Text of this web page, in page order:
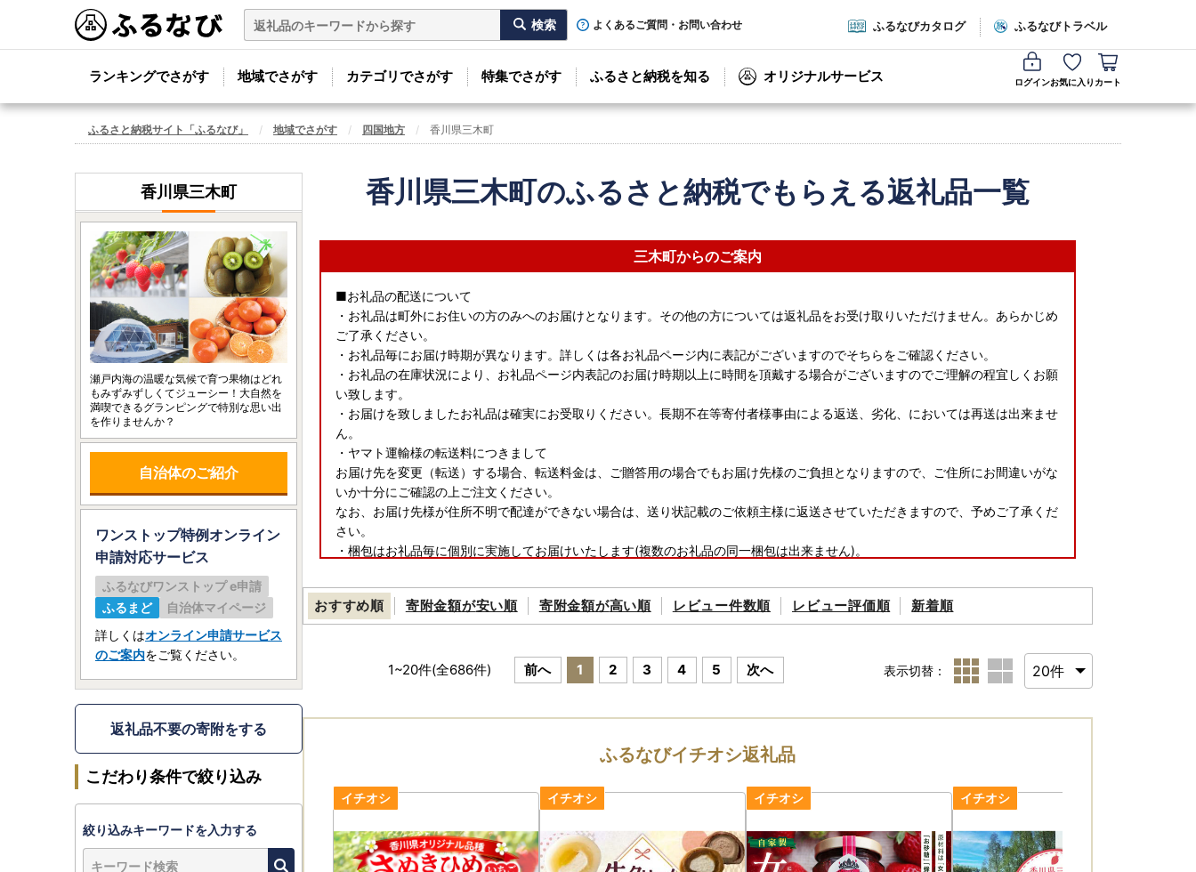
よくあるご質問・お問い合わせ ふるなびカタログ ふるなびトラベル
ランキングでさがす 地域でさがす カテゴリでさがす 特集でさがす ふるさと納税を知る オリジナルサービス ログインお気に入り カート
ふるさと納税サイト「ふるなび」 地域でさがす 四国地方 香川県三木町
香川県三木町のふるさと納税でもらえる返礼品一覧
三木町からのご案内
■お礼品の配送について
・お礼品は町外にお住いの方のみへのお届けとなります。その他の方については返礼品をお受け取りいただけません。あらかじめ
ご了承ください。
・お礼品毎にお届け時期が異なります。詳しくは各お礼品ページ内に表記がございますのでそちらをご確認ください。
・お礼品の在庫状況により、お礼品ページ内表記のお届け時期以上に時間を頂戴する場合がございますのでご理解の程宜しくお願
い致します。
・お届けを致しましたお礼品は確実にお受取りください。長期不在等寄付者様事由による返送、劣化、においては再送は出来ませ
ん。
・ヤマト運輸様の転送料につきまして
お届け先を変更（転送）する場合、転送料金は、ご贈答用の場合でもお届け先様のご負担となりますので、ご住所にお間違いがな
いか十分にご確認の上ご注文ください。
なお、お届け先様が住所不明で配達ができない場合は、送り状記載のご依頼主様に返送させていただきますので、予めご了承くだ
さい。
・梱包はお礼品毎に個別に実施してお届けいたします(複数のお礼品の同一梱包は出来ません)。
■ワンストップ特例申請書
ご入金確認後、注文内容確認画面の【注文者情報】に記載の住所へ申込完了日から30日程度で発送いたします。
※確定申告をされる方は特例申請の必要はありません。
宛先：三木町ふるさと納税ワンストップ受付センター 行
※三木町では、ワンストップ特例申請受付を外部委託しています。
三木町ふるさと納税サポート室
電話番号 050-5527-2032
おすすめ順 寄附金額が安い順 寄附金額が高い順 レビュー件数順 レビュー評価順 新着順
1~20件(全686件) 前へ 1 2 3 4 5 次へ 表示切替：
ふるなびイチオシ返礼品
香川県三木町
瀬戸内海の温暖な気候で育つ果物はどれ
もみずみずしくてジューシー！大自然を
満喫できるグランピングで特別な思い出
を作りませんか？
自治体のご紹介
ワンストップ特例オンライン
申請対応サービス
ふるなびワンストップ e申請
ふるまど
自治体マイページ
詳しくはオンライン申請サービス
のご案内をご覧ください。
返礼品不要の寄附をする
こだわり条件で絞り込み
絞り込みキーワードを入力する